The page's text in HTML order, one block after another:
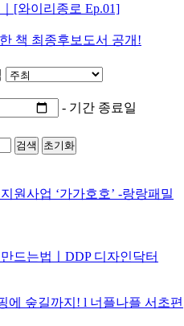
[와이리종로 Ep.01]
책 최종후보도서 공개!
- 기간 종료일
검색 초기화
원사업 ‘가가호호’ -랑랑패밀
드는법ㅣDDP 디자인닥터
에 숲길까지! l 너플나플 서초편